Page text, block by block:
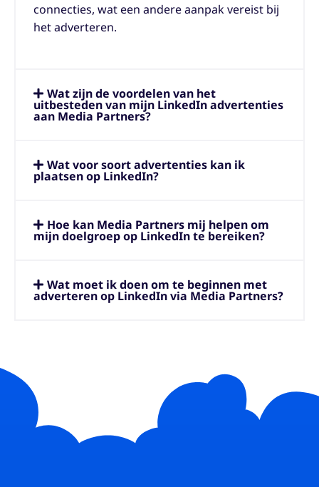
connecties, wat een andere aanpak vereist bij
het adverteren.
Wat zijn de voordelen van het
uitbesteden van mijn LinkedIn advertenties
aan Media Partners?
Wat voor soort advertenties kan ik
plaatsen op LinkedIn?
Hoe kan Media Partners mij helpen om
mijn doelgroep op LinkedIn te bereiken?
Wat moet ik doen om te beginnen met
adverteren op LinkedIn via Media Partners?